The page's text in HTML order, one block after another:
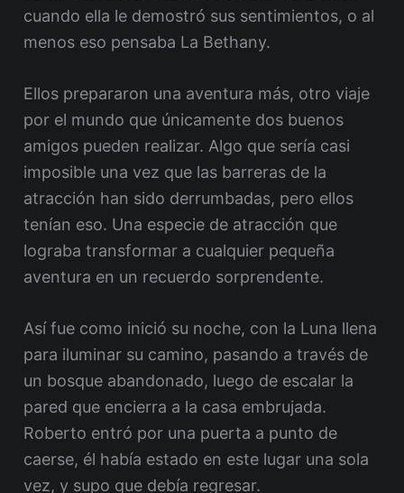
cuando ella le demostró sus sentimientos, o al
menos eso pensaba La Bethany.
Ellos prepararon una aventura más, otro viaje
por el mundo que únicamente dos buenos
amigos pueden realizar. Algo que sería casi
imposible una vez que las barreras de la
atracción han sido derrumbadas, pero ellos
tenían eso. Una especie de atracción que
lograba transformar a cualquier pequeña
aventura en un recuerdo sorprendente.
Así fue como inició su noche, con la Luna llena
para iluminar su camino, pasando a través de
un bosque abandonado, luego de escalar la
pared que encierra a la casa embrujada.
Roberto entró por una puerta a punto de
caerse, él había estado en este lugar una sola
vez, y supo que debía regresar.